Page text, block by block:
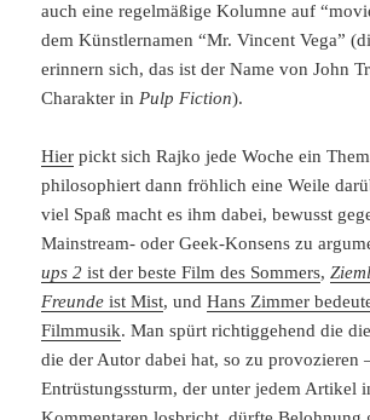
auch eine regelmäßige Kolumne auf
dem Künstlernamen “Mr. Vincent Vega”
erinnern sich, das ist der Name von John
Charakter inPulp Fiction).
Hier pickt sich Rajko jede Woche ein
philosophiert dann fröhlich eine Weile
viel Spaß macht es ihm dabei, bewusst
Mainstream- oder Geek-Konsens zu
ups 2 ist der beste Film des Sommers,
Freunde ist Mist, undHans Zimmer
Filmmusik. Man spürt richtiggehend die
die der Autor dabei hat, so zu provozieren
Entrüstungssturm, der unter jedem Artikel